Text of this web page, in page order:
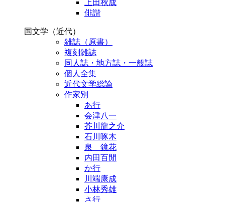
上田秋成
俳諧
国文学（近代）
雑誌（原書）
複刻雑誌
同人誌・地方誌・一般誌
個人全集
近代文学総論
作家別
あ行
会津八一
芥川龍之介
石川啄木
泉 鏡花
内田百閒
か行
川端康成
小林秀雄
さ行